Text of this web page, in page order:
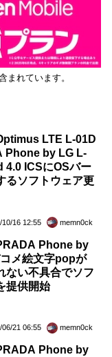
れています。
LTE L-01D
Phone by LG L-
ICSにOSバー
るソフトウェア更
10/16 12:55 memn0ck
Phone by
メ絵文字popが
ない不具合でソフ
提供開始
06/21 06:55 memn0ck
Phone by